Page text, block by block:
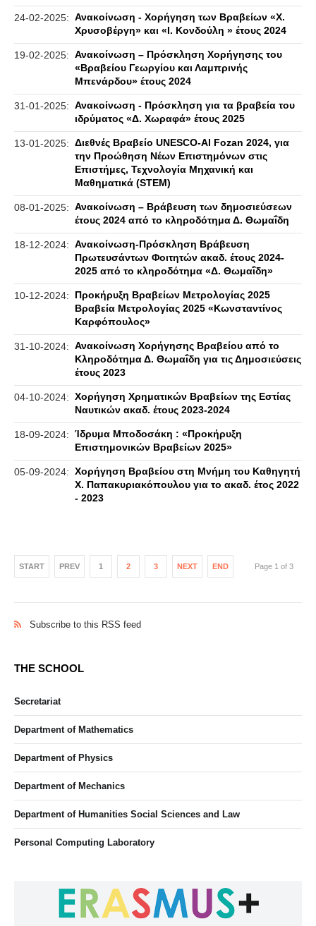
24-02-2025: Ανακοίνωση - Χορήγηση των Βραβείων «Χ.
Χρυσοβέργη» και «Ι. Κονδούλη » έτους 2024
19-02-2025: Ανακοίνωση – Πρόσκληση Χορήγησης του
«Βραβείου Γεωργίου και Λαμπρινής
Μπενάρδου» έτους 2024
31-01-2025: Ανακοίνωση - Πρόσκληση για τα βραβεία του
ιδρύματος «Δ. Χωραφά» έτους 2025
13-01-2025: Διεθνές Βραβείο UNESCO-Al Fozan 2024, για
την Προώθηση Νέων Επιστημόνων στις
Επιστήμες, Τεχνολογία Μηχανική και
Μαθηματικά (STEM)
08-01-2025: Ανακοίνωση – Βράβευση των δημοσιεύσεων
έτους 2024 από το κληροδότημα Δ. Θωμαΐδη
18-12-2024: Ανακοίνωση-Πρόσκληση Βράβευση
Πρωτευσάντων Φοιτητών ακαδ. έτους 2024-
2025 από το κληροδότημα «Δ. Θωμαΐδη»
10-12-2024:
Προκήρυξη Βραβείων Μετρολογίας 2025
Βραβεία Μετρολογίας 2025 «Κωνσταντίνος
Καρφόπουλος»
31-10-2024: Ανακοίνωση Χορήγησης Βραβείου από το
Κληροδότημα Δ. Θωμαΐδη για τις Δημοσιεύσεις
έτους 2023
04-10-2024: Χορήγηση Χρηματικών Βραβείων της Εστίας
Ναυτικών ακαδ. έτους 2023-2024
18-09-2024: Ίδρυμα Μποδοσάκη : «Προκήρυξη
Επιστημονικών Βραβείων 2025»
05-09-2024: Χορήγηση Βραβείου στη Μνήμη του Καθηγητή
Χ. Παπακυριακόπουλου για το ακαδ. έτος 2022
- 2023
START PREV 1 2 3 NEXT END Page 1 of 3
Subscribe to this RSS feed
THE SCHOOL
Secretariat
Department of Mathematics
Department of Physics
Department of Mechanics
Department of Humanities Social Sciences and Law
Personal Computing Laboratory